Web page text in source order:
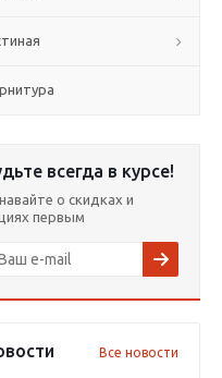
всегда в курсе!
о скидках и
первым
Все новости